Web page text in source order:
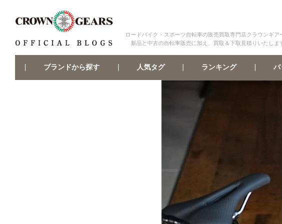
ロードバイク・スポーツ自転車の販売買取専門店クラウンギア
新品と中古の自転車販売に加え、買取＆下取見積りいたしま
ブランドから探す 人気タグ ランキング バ